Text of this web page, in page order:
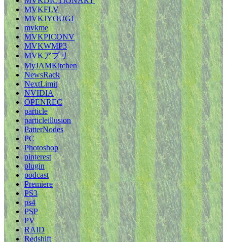
MVKFLV
MVKJYOUGI
mvkme
MVKPICONV
MVKWMP3
MVKアプリ
MyJAMKitchen
NewsRack
NextLimit
NVIDIA
OPENREC
particle
particleillusion
PatterNodes
PC
Photoshop
pinterest
plugin
podcast
Premiere
PS3
ps4
PSP
PV
RAID
Redshift